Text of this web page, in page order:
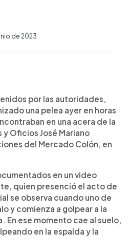
de 2023
por las autoridades,
una pelea ayer en horas
en una acera de la
Oficios José Mariano
del Mercado Colón, en
en un video
quien presenció el acto de
se observa cuando uno de
y comienza a golpear a la
En ese momento cae al suelo,
en la espalda y la